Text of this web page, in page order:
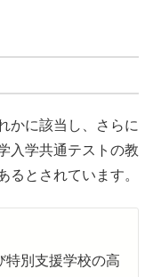
かに該当し、さらに
入学共通テストの教
るとされています。
特別支援学校の高